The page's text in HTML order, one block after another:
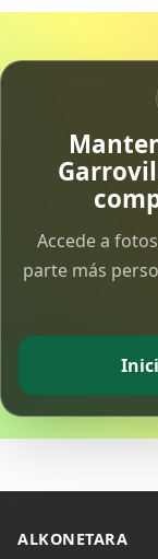
Accede a
parte más
ALKONETARA